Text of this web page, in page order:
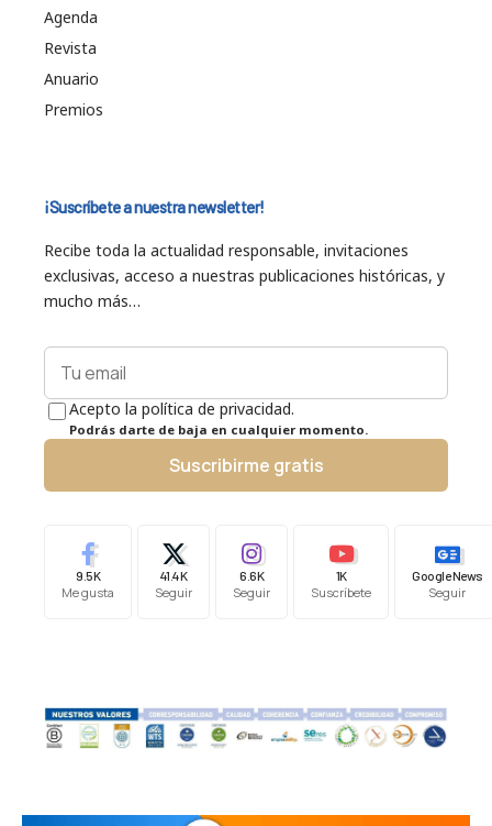
Agenda
Revista
Anuario
Premios
¡Suscríbete a nuestra newsletter!
Recibe toda la actualidad responsable, invitaciones
exclusivas, acceso a nuestras publicaciones históricas, y
mucho más…
Acepto la política de privacidad.
Podrás darte de baja en cualquier momento.
Suscribirme gratis
9.5K
Me gusta
41.4K
Seguir
6.6K
Seguir
1K
Suscríbete
Google News
Seguir